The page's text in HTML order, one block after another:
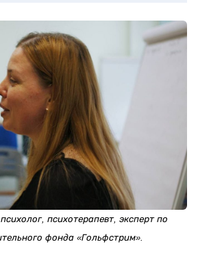
психотерапевт, эксперт по
фонда «Гольфстрим».